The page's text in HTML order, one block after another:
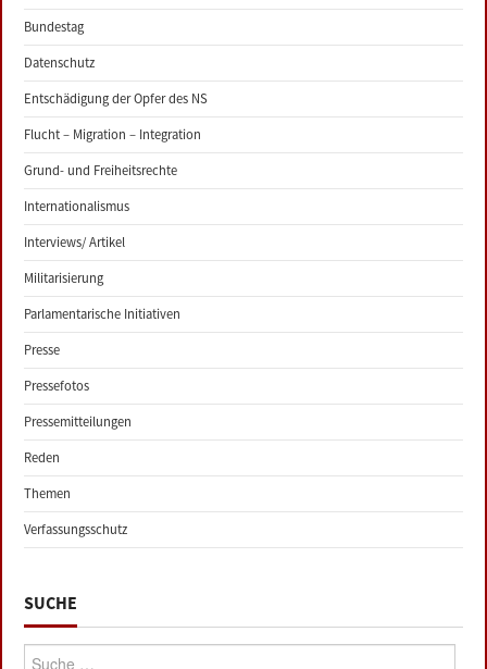
Bundestag
Datenschutz
Entschädigung der Opfer des NS
Flucht – Migration – Integration
Grund- und Freiheitsrechte
Internationalismus
Interviews/ Artikel
Militarisierung
Parlamentarische Initiativen
Presse
Pressefotos
Pressemitteilungen
Reden
Themen
Verfassungsschutz
SUCHE
Suche: